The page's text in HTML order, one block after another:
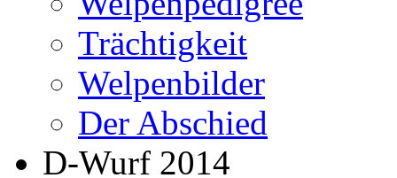
Trächtigkeit
Welpenbilder
Der Abschied
D-Wurf 2014